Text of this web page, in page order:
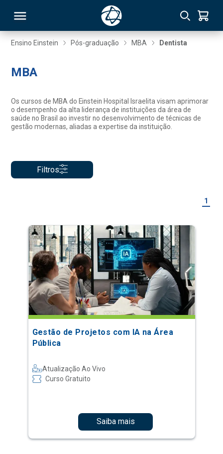
Ensino Einstein Pós-graduação MBA Dentista
MBA
Os cursos de MBA do Einstein Hospital Israelita visam aprimorar
o desempenho da alta liderança de instituições da área de
saúde no Brasil ao investir no desenvolvimento de técnicas de
gestão modernas, aliadas a expertise da instituição.
Filtros
1
Gestão de Projetos com IA na Área
Pública
Atualização Ao Vivo
Curso Gratuito
Saiba mais